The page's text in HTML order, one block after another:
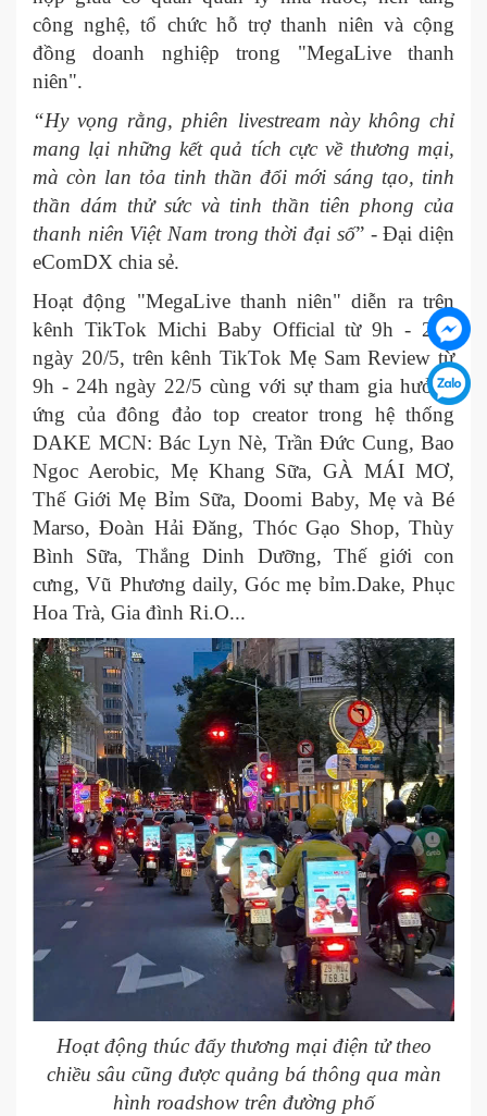
công nghệ, tổ chức hỗ trợ thanh niên và cộng
đồng doanh nghiệp trong "MegaLive thanh
niên".
“Hy vọng rằng, phiên livestream này không chỉ
mang lại những kết quả tích cực về thương mại,
mà còn lan tỏa tinh thần đổi mới sáng tạo, tinh
thần dám thử sức và tinh thần tiên phong của
thanh niên Việt Nam trong thời đại số” - Đại diện
eComDX chia sẻ.
Hoạt động "MegaLive thanh niên" diễn ra trên
kênh TikTok Michi Baby Official từ 9h - 24h
ngày 20/5, trên kênh TikTok Mẹ Sam Review từ
9h - 24h ngày 22/5 cùng với sự tham gia hưởng
ứng của đông đảo top creator trong hệ thống
DAKE MCN: Bác Lyn Nè, Trần Đức Cung, Bao
Ngoc Aerobic, Mẹ Khang Sữa, GÀ MÁI MƠ,
Thế Giới Mẹ Bỉm Sữa, Doomi Baby, Mẹ và Bé
Marso, Đoàn Hải Đăng, Thóc Gạo Shop, Thùy
Bình Sữa, Thắng Dinh Dưỡng, Thế giới con
cưng, Vũ Phương daily, Góc mẹ bỉm.Dake, Phục
Hoa Trà, Gia đình Ri.O...
Hoạt động thúc đẩy thương mại điện tử theo
chiều sâu cũng được quảng bá thông qua màn
hình roadshow trên đường phố